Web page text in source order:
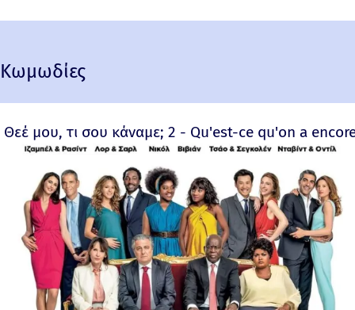
Κωμωδίες
Θεέ μου, τι σου κάναμε; 2 - Qu'est-ce qu'on a